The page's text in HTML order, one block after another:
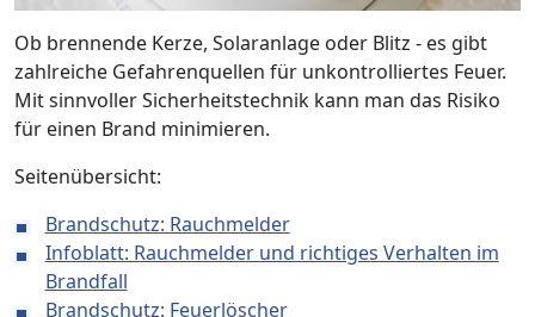
Ob brennende Kerze, Solaranlage oder Blitz - es gibt
zahlreiche Gefahrenquellen für unkontrolliertes Feuer.
Mit sinnvoller Sicherheitstechnik kann man das Risiko
für einen Brand minimieren.
Seitenübersicht:
Brandschutz: Rauchmelder
Infoblatt: Rauchmelder und richtiges Verhalten im
Brandfall
Brandschutz: Feuerlöscher